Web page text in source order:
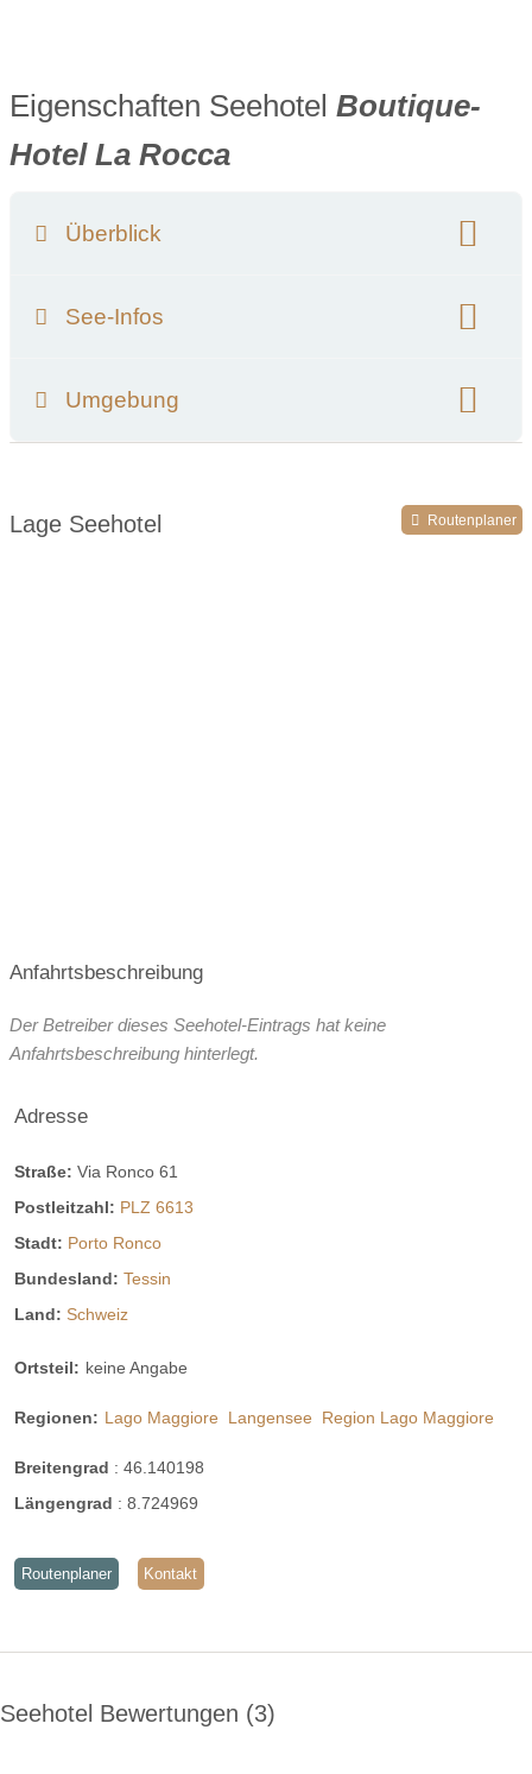
Eigenschaften Seehotel Boutique-
Hotel La Rocca
Überblick
See-Infos
Umgebung
Lage Seehotel Routenplaner
Anfahrtsbeschreibung
Der Betreiber dieses Seehotel-Eintrags hat keine
Anfahrtsbeschreibung hinterlegt.
Adresse
Straße: Via Ronco 61
Postleitzahl: PLZ 6613
Stadt: Porto Ronco
Bundesland: Tessin
Land: Schweiz
Ortsteil: keine Angabe
Regionen: Lago Maggiore Langensee Region Lago Maggiore
Breitengrad : 46.140198
Längengrad : 8.724969
Routenplaner Kontakt
Seehotel Bewertungen 3